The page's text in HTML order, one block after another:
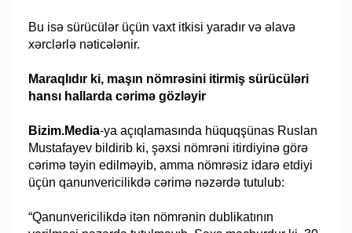
Bu isə sürücülər üçün vaxt itkisi yaradır və əlavə
xərclərlə nəticələnir.
Maraqlıdır ki, maşın nömrəsini itirmiş sürücüləri
hansı hallarda cərimə gözləyir
Bizim.Media-ya açıqlamasında hüquqşünas Ruslan
Mustafayev bildirib ki, şəxsi nömrəni itirdiyinə görə
cərimə təyin edilməyib, amma nömrəsiz idarə etdiyi
üçün qanunvericilikdə cərimə nəzərdə tutulub:
“Qanunvericilikdə itən nömrənin dublikatının